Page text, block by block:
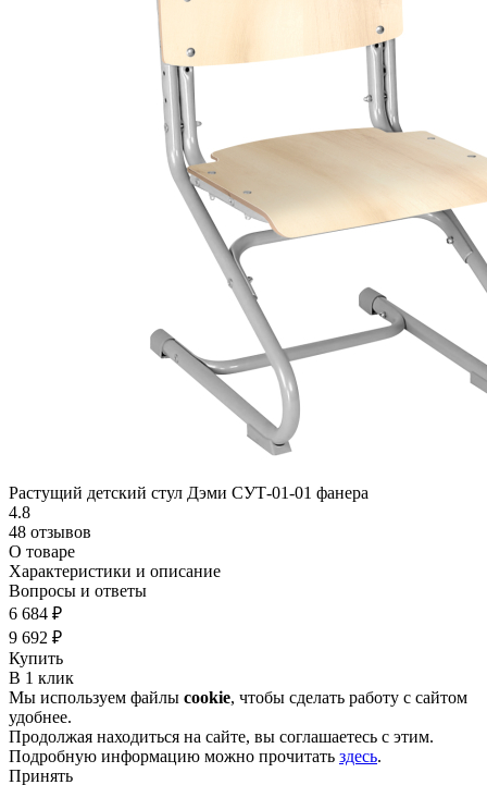
Растущий детский стул Дэми СУТ-01-01 фанера
4.8
48 отзывов
О товаре
Характеристики и описание
Вопросы и ответы
6 684 ₽
9 692 ₽
Купить
В 1 клик
Мы используем файлы cookie, чтобы сделать работу с сайтом
удобнее.
Продолжая находиться на сайте, вы соглашаетесь с этим.
Подробную информацию можно прочитать здесь.
Принять